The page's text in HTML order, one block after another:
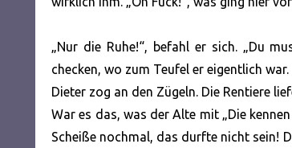
„Nur die Ruhe!“, befahl er sich. „Du
checken, wo zum Teufel er eigentlich
Dieter zog an den Zügeln. Die Rentiere
War es das, was der Alte mit „Die
Scheiße nochmal, das durfte nicht sein!